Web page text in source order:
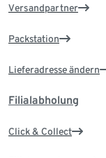
Versandpartner
Packstation
Lieferadresse ändern
Filialabholung
Click & Collect